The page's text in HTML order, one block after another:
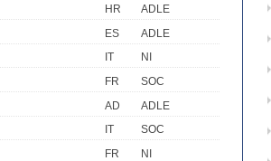
HR
ADLE
ES
ADLE
IT
NI
FR
SOC
AD
ADLE
IT
SOC
FR
NI